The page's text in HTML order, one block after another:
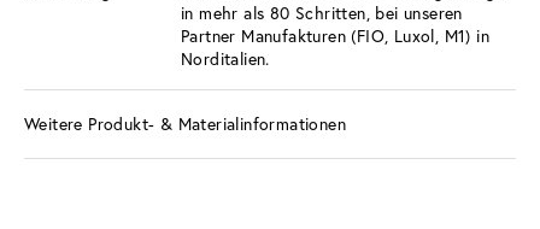
in mehr als 80 Schritten, bei unseren
Partner Manufakturen (FIO, Luxol, M1) in
Norditalien.
Weitere Produkt- & Materialinformationen